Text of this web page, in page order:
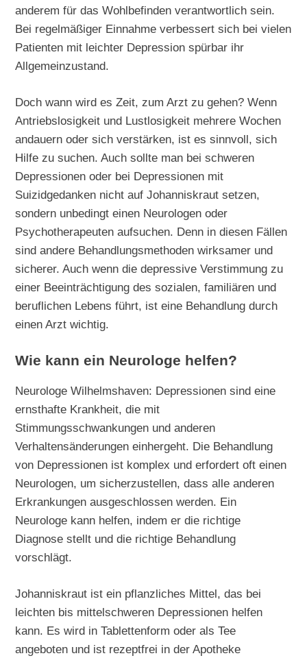
anderem für das Wohlbefinden verantwortlich sein.
Bei regelmäßiger Einnahme verbessert sich bei vielen
Patienten mit leichter Depression spürbar ihr
Allgemeinzustand.
Doch wann wird es Zeit, zum Arzt zu gehen? Wenn
Antriebslosigkeit und Lustlosigkeit mehrere Wochen
andauern oder sich verstärken, ist es sinnvoll, sich
Hilfe zu suchen. Auch sollte man bei schweren
Depressionen oder bei Depressionen mit
Suizidgedanken nicht auf Johanniskraut setzen,
sondern unbedingt einen Neurologen oder
Psychotherapeuten aufsuchen. Denn in diesen Fällen
sind andere Behandlungsmethoden wirksamer und
sicherer. Auch wenn die depressive Verstimmung zu
einer Beeinträchtigung des sozialen, familiären und
beruflichen Lebens führt, ist eine Behandlung durch
einen Arzt wichtig.
Wie kann ein Neurologe helfen?
Neurologe Wilhelmshaven: Depressionen sind eine
ernsthafte Krankheit, die mit
Stimmungsschwankungen und anderen
Verhaltensänderungen einhergeht. Die Behandlung
von Depressionen ist komplex und erfordert oft einen
Neurologen, um sicherzustellen, dass alle anderen
Erkrankungen ausgeschlossen werden. Ein
Neurologe kann helfen, indem er die richtige
Diagnose stellt und die richtige Behandlung
vorschlägt.
Johanniskraut ist ein pflanzliches Mittel, das bei
leichten bis mittelschweren Depressionen helfen
kann. Es wird in Tablettenform oder als Tee
angeboten und ist rezeptfrei in der Apotheke